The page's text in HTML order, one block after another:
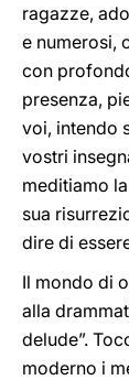
ragazze,
e numerosi,
con
presenza,
voi, intendo
vostri
meditiamo
sua
dire di
Il mondo di
alla
delude”.
moderno i